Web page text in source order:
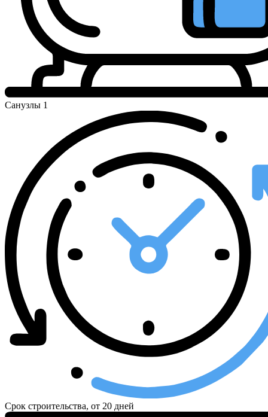
Санузлы 1
Срок строительства, от 20 дней